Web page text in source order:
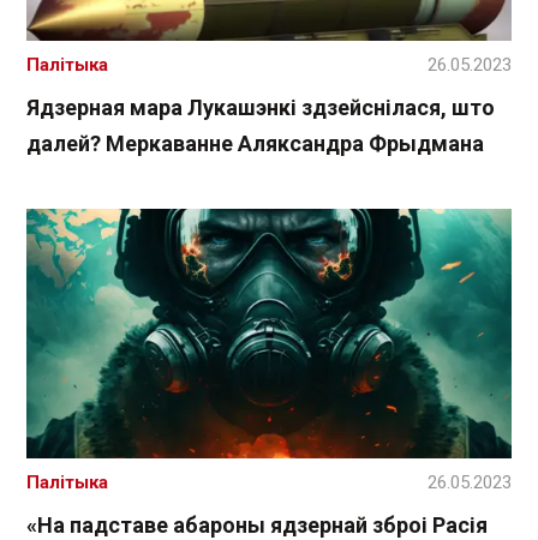
Ядзерная мара Лукашэнкі здзейснілася, што
далей? Меркаванне Аляксандра Фрыдмана
Палітыка 26.05.2023
«На падставе абароны ядзернай зброі Расія
Палітыка 26.05.2023